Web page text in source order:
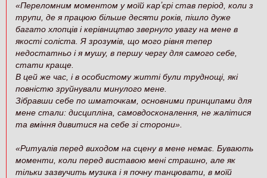
«Переломним моментом у моїй карʼєрі став період, коли з
трупи, де я працюю більше десяти років, пішло дуже
багато хлопців і керівництво звернуло увагу на мене в
якості соліста. Я зрозумів, що мого рівня тепер
недостатньо і я мушу, в першу чергу для самого себе,
стати краще.
В цей же час, і в особистому житті були труднощі, які
повністю зруйнували минулого мене.
Зібравши себе по шматочкам, основними принципами для
мене стали: дисципліна, самовдосконалення, не жалітися
та вміння дивитися на себе зі сторони».
«Ритуалів перед виходом на сцену в мене немає. Бувають
моменти, коли перед виставою мені страшно, але як
тільки зазвучить музика і я почну танцювати, в моїй